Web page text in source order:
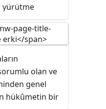
yürütme
çoğu
devlet
yürütme ve
katı bir ayrılık
göre
ile
olan ve
genel
hükûmetin bir